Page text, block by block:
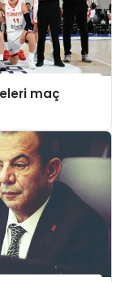
maç